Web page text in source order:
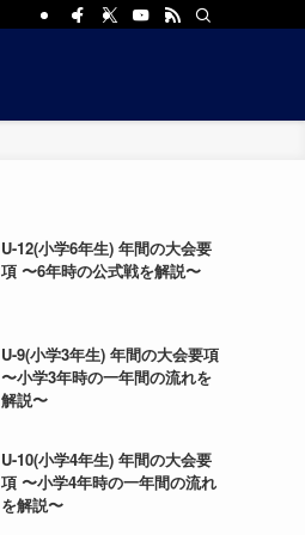
U-12(小学6年生) 年間の大会要
項 〜6年時の公式戦を解説〜
U-9(小学3年生) 年間の大会要項
〜小学3年時の一年間の流れを
解説〜
U-10(小学4年生) 年間の大会要
項 〜小学4年時の一年間の流れ
を解説〜